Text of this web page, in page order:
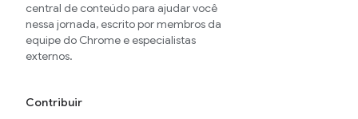
central de conteúdo para ajudar você
nessa jornada, escrito por membros da
equipe do Chrome e especialistas
externos.
Contribuir